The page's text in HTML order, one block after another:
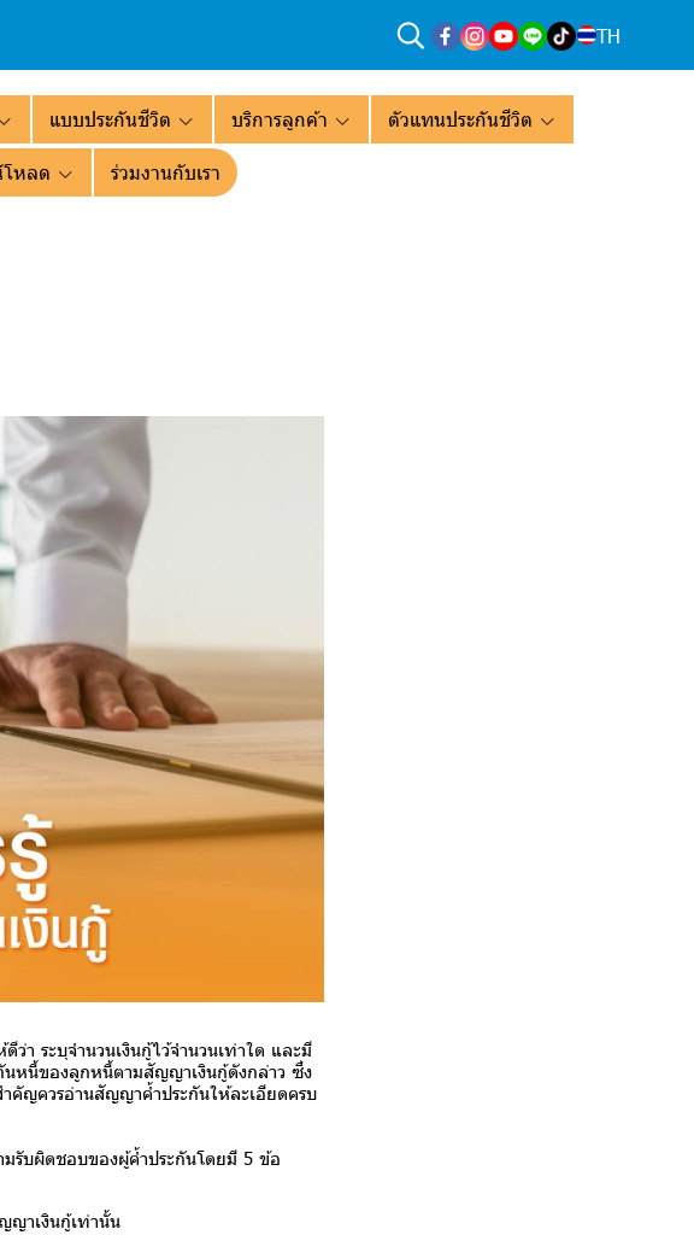
TH
แบบประกันชีวิต บริการลูกค้า ตัวแทนประกันชีวิต
โหลด ร่วมงานกับเรา
ระบุจำนวนเงินกู้ไว้จำนวนเท่าใด และมี
นหนี้ของลูกหนี้ตามสัญญาเงินกู้ดังกล่าว ซึ่ง
ญควรอ่านสัญญาค้ำประกันให้ละเอียดครบ
บผิดชอบของผู้ค้ำประกันโดยมี 5 ข้อ
ญาเงินกู้เท่านั้น